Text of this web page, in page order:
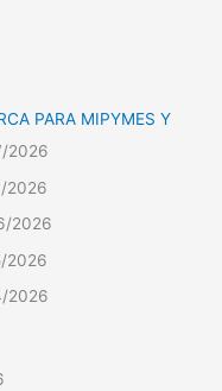
PARA MIPYMES Y
2026
2026
2026
2026
2026